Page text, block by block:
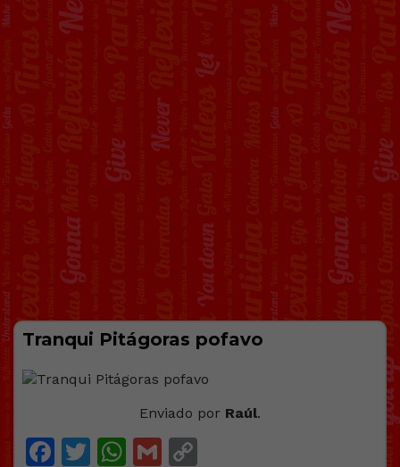
Tranqui Pitágoras pofavo
Enviado por Raúl.
Facebook
Twitter
WhatsApp
Gmail